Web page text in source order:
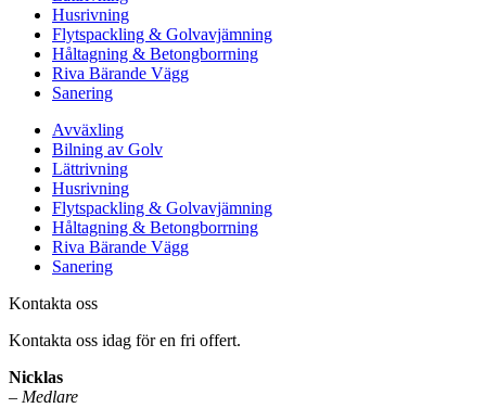
Husrivning
Flytspackling & Golvavjämning
Håltagning & Betongborrning
Riva Bärande Vägg
Sanering
Avväxling
Bilning av Golv
Lättrivning
Husrivning
Flytspackling & Golvavjämning
Håltagning & Betongborrning
Riva Bärande Vägg
Sanering
Kontakta oss
Kontakta oss idag för en fri offert.
Nicklas
– Medlare